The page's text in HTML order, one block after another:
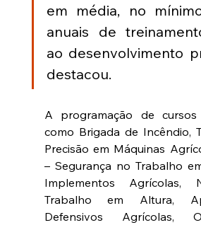
em média, no
anuais de
ao desenvolvimento
destacou.
A programação de
como Brigada de Incêndio,
Precisão em Máquinas
– Segurança no Trabalho
Implementos Agrícolas,
Trabalho em Altura,
Defensivos Agrícolas,